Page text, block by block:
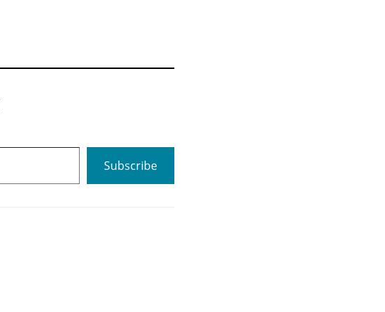
Subscribe